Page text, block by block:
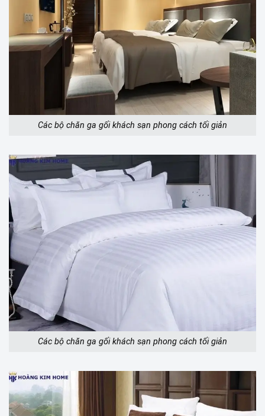
Các bộ chăn ga gối khách sạn phong cách tối giản
Các bộ chăn ga gối khách sạn phong cách tối giản